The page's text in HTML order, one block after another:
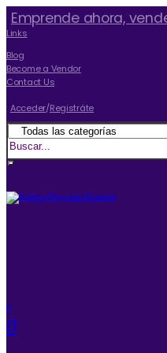
Emprende ahora,
Links
Blog
Become a Vendor
Contact Us
Acceder/Registráte
0
0